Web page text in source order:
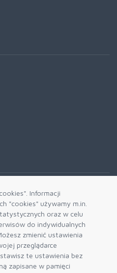
Informacji
"cookies" używamy m.in.
oraz w celu
do indywidualnych
zmienić ustawienia
przeglądarce
te ustawienia bez
zapisane w pamięci